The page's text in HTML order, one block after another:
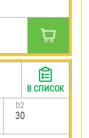
b2
30
В СПИСОК